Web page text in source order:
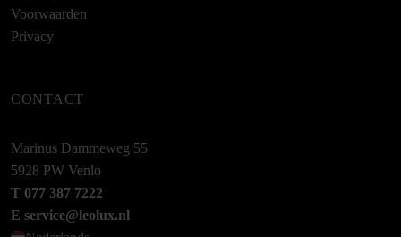
Voorwaarden
Privacy
CONTACT
Marinus Dammeweg 55
5928 PW Venlo
T 077 387 7222
E service@leolux.nl